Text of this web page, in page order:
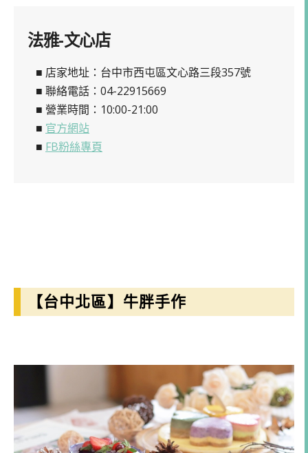
法雅-文心店
■ 店家地址：台中市西屯區文心路三段357號
■ 聯絡電話：04-22915669
■ 營業時間：10:00-21:00
■ 官方網站
■ FB粉絲專頁
【台中北區】牛胖手作